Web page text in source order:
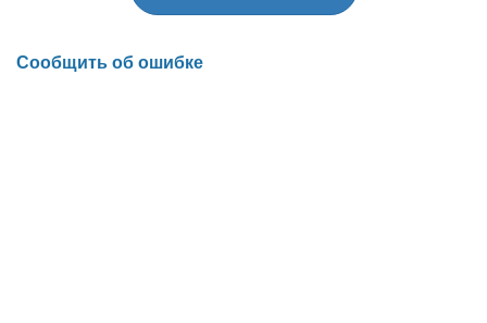
Сообщить об ошибке